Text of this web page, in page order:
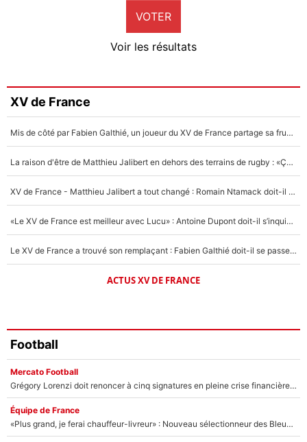
Faris Moumbagna
4%
Un autre joueur
5%
VOTER
Voir les résultats
XV de France
Mis de côté par Fabien Galthié, un joueur du XV de France partage sa frustration : «ils ne me l’ont pas dit tout de suite»
La raison d'être de Matthieu Jalibert en dehors des terrains de rugby : «Ça m'atteint autant que si tu touches à un membre de ma famille»
XV de France - Matthieu Jalibert a tout changé : Romain Ntamack doit-il s’inquiéter pour sa place à un an de la Coupe du monde ?
«Le XV de France est meilleur avec Lucu» : Antoine Dupont doit-il s’inquiéter pour sa place ?
Le XV de France a trouvé son remplaçant : Fabien Galthié doit-il se passer d'Antoine Dupont ?
ACTUS XV DE FRANCE
Football
Mercato Football
Grégory Lorenzi doit renoncer à cinq signatures en pleine crise financière : L’IA propose sept noms à l’OM pour un mercato réussi... à seulement 5M€ !
Équipe de France
«Plus grand, je ferai chauffeur-livreur» : Nouveau sélectionneur des Bleus, Zinédine Zidane s’était imaginé un avenir très différent lorsqu'il était enfant